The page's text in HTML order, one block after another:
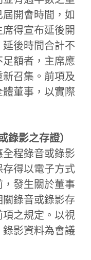
開會時間，如
得宣布延後開
後時間合計不
額者，主席應
召集。前項及
董事，以實際
影之存證）
程錄音或錄影
得以電子方式
發生關於董事
錄音或錄影存
之規定。以視
影資料為會議